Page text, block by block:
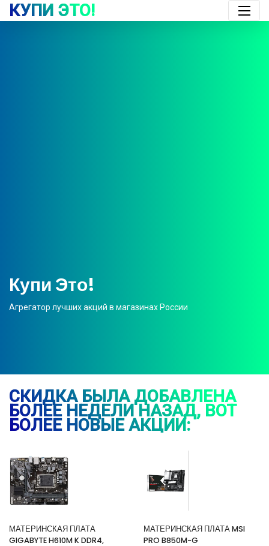
КУПИ ЭТО!
Купи Это!
Агрегатор лучших акций в магазинах России
СКИДКА БЫЛА ДОБАВЛЕНА
БОЛЕЕ НЕДЕЛИ НАЗАД, ВОТ
БОЛЕЕ НОВЫЕ АКЦИИ:
МАТЕРИНСКАЯ ПЛАТА
GIGABYTE H610M K DDR4,
МАТЕРИНСКАЯ ПЛАТА MSI
PRO B850M-G